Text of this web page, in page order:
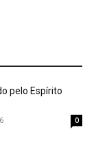
pelo Espírito
0